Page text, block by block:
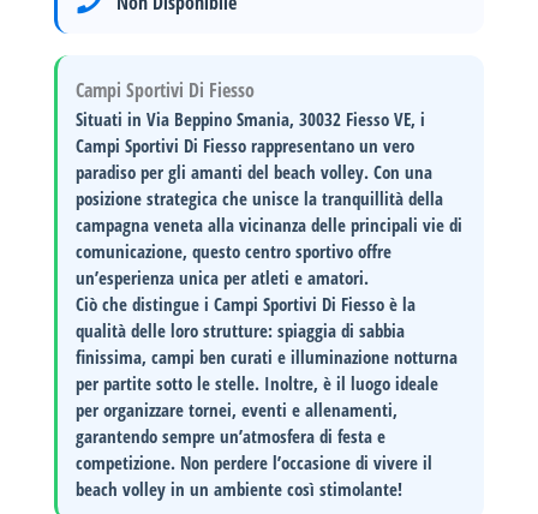
Campi Sportivi Di Fiesso
Situati inVia Beppino Smania, 30032 Fiesso VE, i
Campi Sportivi Di Fiesso rappresentano un vero
paradiso per gli amanti delbeach volley. Con una
posizione strategica che unisce la tranquillità della
campagna veneta alla vicinanza delle principali vie di
comunicazione, questo centro sportivo offre
un’esperienza unica per atleti e amatori.
Ciò che distingue i Campi Sportivi Di Fiesso è la
qualità delle loro strutture:spiaggia di sabbia
finissima, campi ben curati e illuminazione notturna
per partite sotto le stelle. Inoltre, è il luogo ideale
per organizzaretornei, eventi e allenamenti,
garantendo sempre un’atmosfera di festa e
competizione. Non perdere l’occasione di vivere il
beach volley in un ambiente così stimolante!